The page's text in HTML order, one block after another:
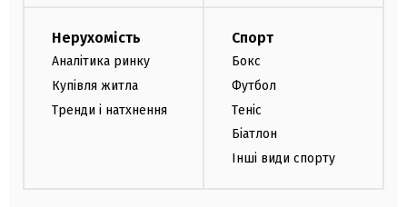
Нерухомість
Аналітика ринку
Купівля житла
Тренди і натхнення
Спорт
Бокс
Футбол
Теніс
Біатлон
Інші види спорту